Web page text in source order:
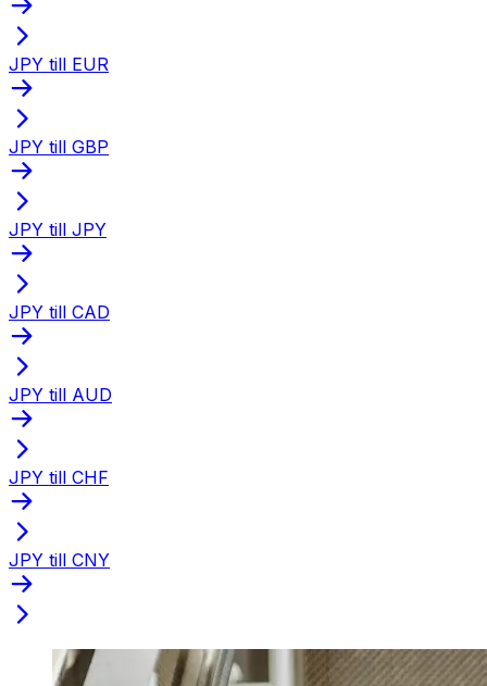
JPY till EUR
JPY till GBP
JPY till JPY
JPY till CAD
JPY till AUD
JPY till CHF
JPY till CNY